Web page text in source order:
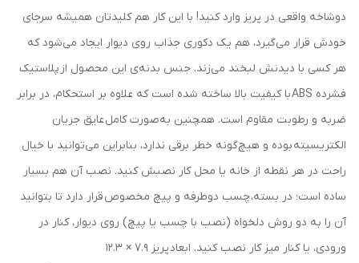
دوشاخه واقعی در پریز وارد کنید! با این کار هم کلیدتان همیشه سرجای
خودش قرار می‌گیرد، هم یک دکوری جذاب روی دیوار ایجاد می‌شود که
هر کسی با دیدنش لبخند می‌زند. جنس بدنه‌ی این محصول از پلاستیک
فشرده ABS با کیفیت بالا ساخته شده است که علاوه بر استحکام، در برابر
ضربه و رطوبت مقاوم است. همچنین به‌صورت کامل عایق جریان
الکتریسیته بوده و هیچ‌گونه خطر برقی ندارد، بنابراین می‌توانید با خیال
راحت در هر نقطه از خانه یا محل کار نصبش کنید. نصب آن هم بسیار
ساده است؛ در بسته، چسب دوطرفه و پیچ مخصوص قرار دارد تا بتوانید
آن را به دو روش دلخواه (نصب با چسب یا پیچ) روی دیوار، کنار در
ورودی، یا کنار میز کار نصب کنید. ابعاد پریز 7.9 × 12.3